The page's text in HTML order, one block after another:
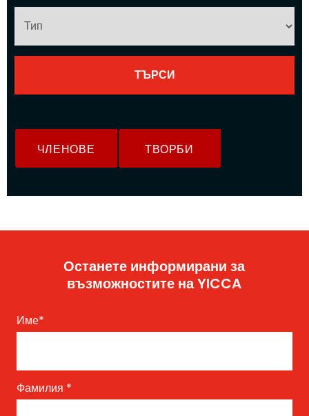
ЧЛЕНОВЕ ТВОРБИ
Останете информирани за
възможностите на YICCA
Име*
Фамилия *